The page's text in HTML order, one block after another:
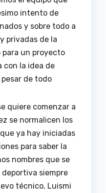
intento de
y sobre todo a
privadas de la
para un proyecto
con la idea de
pesar de todo
quiere comenzar a
se normalicen los
ya hay iniciadas
para saber la
nombres que se
siempre
técnico, Luismi